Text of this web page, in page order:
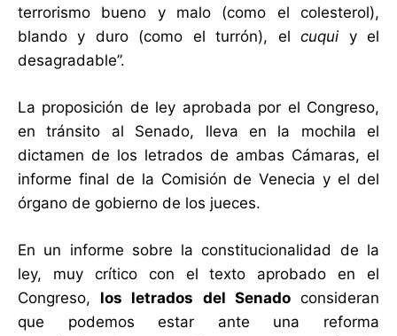
terrorismo bueno y malo (como el colesterol),
blando y duro (como el turrón), elcuquiy el
desagradable”.
La proposición de ley aprobada por el Congreso,
en tránsito al Senado, lleva en la mochila el
dictamen de los letrados de ambas Cámaras, el
informe final de la Comisión de Venecia y el del
órgano de gobierno de los jueces.
En un informe sobre la constitucionalidad de la
ley, muy crítico con el texto aprobado en el
Congreso, los letrados del Senadoconsideran
que podemos estar ante una reforma